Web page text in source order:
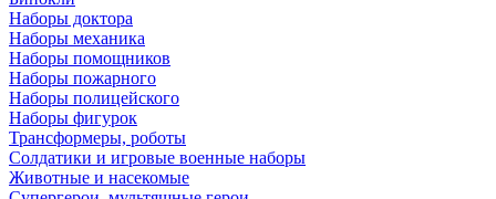
Наборы доктора
Наборы механика
Наборы помощников
Наборы пожарного
Наборы полицейского
Наборы фигурок
Трансформеры, роботы
Солдатики и игровые военные наборы
Животные и насекомые